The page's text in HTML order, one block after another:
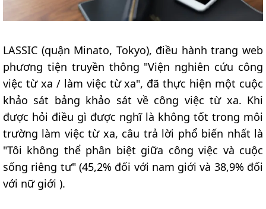
LASSIC (quận Minato, Tokyo), điều hành trang web
phương tiện truyền thông "Viện nghiên cứu công
việc từ xa / làm việc từ xa", đã thực hiện một cuộc
khảo sát bảng khảo sát về công việc từ xa. Khi
được hỏi điều gì được nghĩ là không tốt trong môi
trường làm việc từ xa, câu trả lời phổ biến nhất là
"Tôi không thể phân biệt giữa công việc và cuộc
sống riêng tư" (45,2% đối với nam giới và 38,9% đối
với nữ giới ).